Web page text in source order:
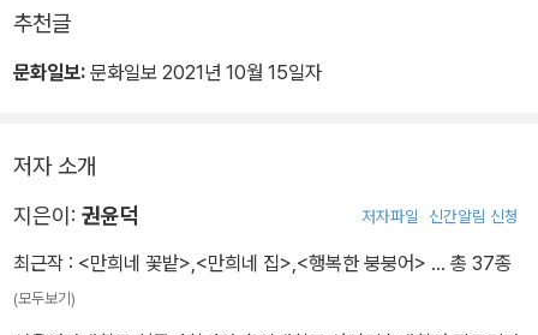
복합적으로 얽혀 있는 사회의 부조리, 굴곡진 근현대를 거치며 겹겹
이 쌓인 전쟁의 기억, 가해자도 숨고 피해자도 숨는 아픈 비극. 알아야
화의 메시지를 품고 있다.
품고 있던 작품으로, 우리 사회에서 여전히 해결되지 않고 어렴풋이
기억되는 베트남전쟁을 다뤘다. 참전 군인 ‘용맹호 씨’의 출퇴근길을
추천글
문화일보: 문화일보 2021년 10월 15일자
저자 소개
지은이: 권윤덕 저자파일 신간알림 신청
최근작 : <만희네 꽃밭>,<만희네 집>,<행복한 붕붕어> … 총 37종
(모두보기)